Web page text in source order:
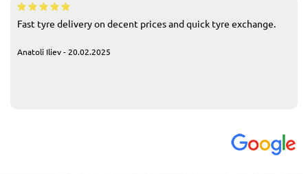
Fast tyre delivery on decent prices and quick tyre exchange.
Anatoli Iliev - 20.02.2025